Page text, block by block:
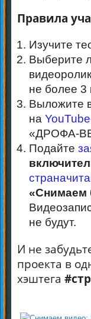
Правила
Изучите
Выберите
не более 3
Выложите
на
«ДРОФА-
Подайте
«Снимаем
не будут.
И не
проекта в
хэштега